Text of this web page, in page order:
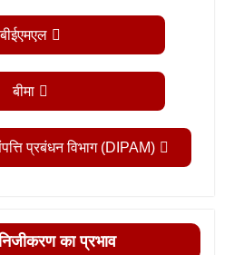
बीईएमएल
बीमा
प्रबंधन विभाग (DIPAM)
का प्रभाव